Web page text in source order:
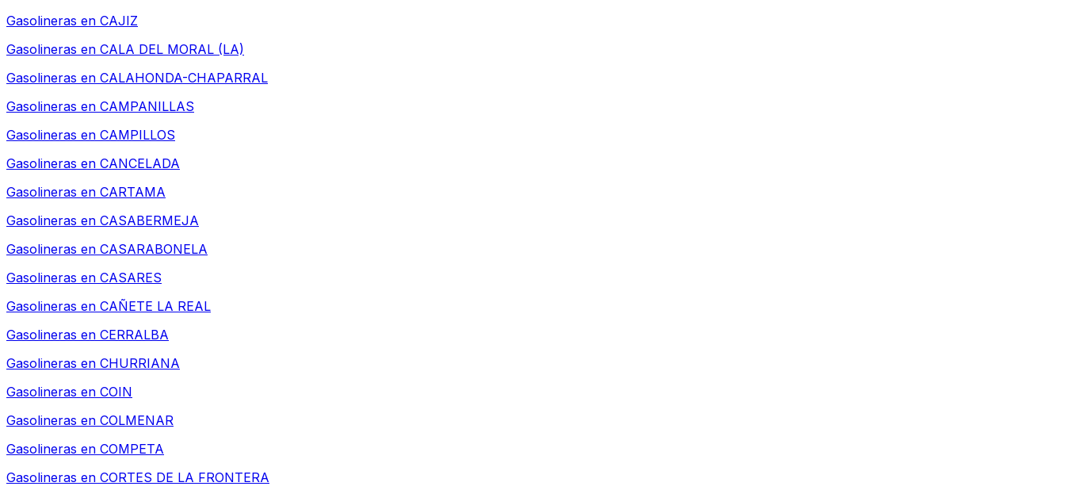
Gasolineras en CAJIZ
Gasolineras en CALA DEL MORAL (LA)
Gasolineras en CALAHONDA-CHAPARRAL
Gasolineras en CAMPANILLAS
Gasolineras en CAMPILLOS
Gasolineras en CANCELADA
Gasolineras en CARTAMA
Gasolineras en CASABERMEJA
Gasolineras en CASARABONELA
Gasolineras en CASARES
Gasolineras en CAÑETE LA REAL
Gasolineras en CERRALBA
Gasolineras en CHURRIANA
Gasolineras en COIN
Gasolineras en COLMENAR
Gasolineras en COMPETA
Gasolineras en CORTES DE LA FRONTERA